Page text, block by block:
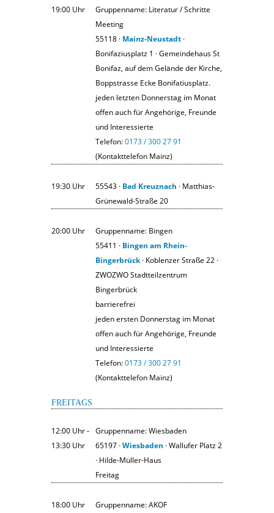
19:00 Uhr
Gruppenname: Literatur / Schritte
Meeting
55118 · Mainz-Neustadt ·
Bonifaziusplatz 1 · Gemeindehaus St
Bonifaz, auf dem Gelände der Kirche,
Boppstrasse Ecke Bonifatiusplatz.
jeden letzten Donnerstag im Monat
offen auch für Angehörige, Freunde
und Interessierte
Telefon:0173 / 300 27 91
(Kontakttelefon Mainz)
19:30 Uhr 55543 · Bad Kreuznach · Matthias-
Grünewald-Straße 20
20:00 Uhr
Gruppenname: Bingen
55411 · Bingen am Rhein-
Bingerbrück· Koblenzer Straße 22 ·
ZWOZWO Stadtteilzentrum
Bingerbrück
barrierefrei
jeden ersten Donnerstag im Monat
offen auch für Angehörige, Freunde
und Interessierte
Telefon:0173 / 300 27 91
(Kontakttelefon Mainz)
FREITAGS
12:00 Uhr ‐
13:30 Uhr
Gruppenname: Wiesbaden
65197 ·Wiesbaden · Wallufer Platz 2
· Hilde-Müller-Haus
Freitag
18:00 Uhr
Gruppenname: AKOF